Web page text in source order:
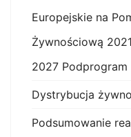
Europejskie na
Żywnościową
2027 Podprogram
Dystrybucja
Podsumowanie